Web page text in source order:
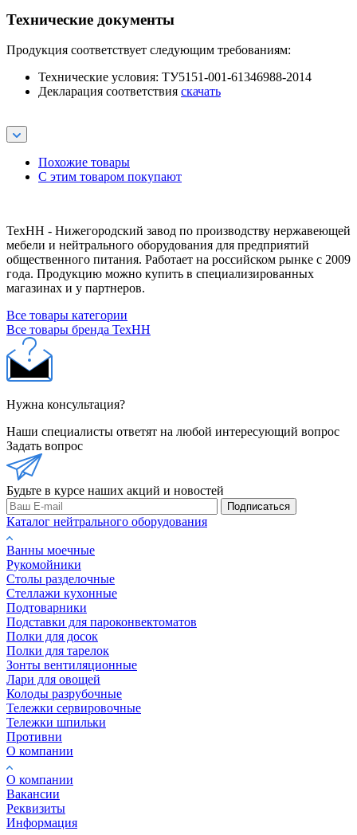
Технические документы
Продукция соответствует следующим требованиям:
Технические условия: ТУ5151-001-61346988-2014
Декларация соответствия скачать
Похожие товары
С этим товаром покупают
ТехНН - Нижегородский завод по производству нержавеющей
мебели и нейтрального оборудования для предприятий
общественного питания. Работает на российском рынке с 2009
года. Продукцию можно купить в специализированных
магазинах и у партнеров.
Все товары категории
Все товары бренда ТехНН
Нужна консультация?
Наши специалисты ответят на любой интересующий вопрос
Задать вопрос
Будьте в курсе наших акций и новостей
Подписаться
Каталог нейтрального оборудования
Ванны моечные
Рукомойники
Столы разделочные
Стеллажи кухонные
Подтоварники
Подставки для пароконвектоматов
Полки для досок
Полки для тарелок
Зонты вентиляционные
Лари для овощей
Колоды разрубочные
Тележки сервировочные
Тележки шпильки
Противни
О компании
О компании
Вакансии
Реквизиты
Информация